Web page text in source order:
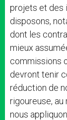
projets et des
disposons,
dont les
mieux
commissions
devront tenir
réduction de
rigoureuse,
nous